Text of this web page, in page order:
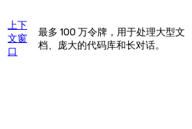
上下
文窗
口
最多 100 万令牌，用于处理大型文
档、庞大的代码库和长对话。